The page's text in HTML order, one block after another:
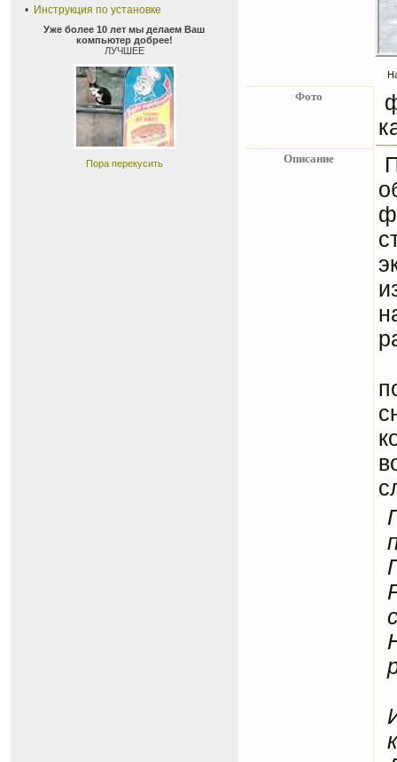
• Инструкция по установке
Уже более 10 лет мы делаем Ваш
компьютер добрее!
ЛУЧШЕЕ
Пора перекусить
Фото
Описание